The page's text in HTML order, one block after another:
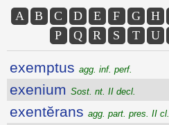
A B C D E F G H
P
Q R S T U
exemptus agg. inf. perf.
exenium Sost. nt. II decl.
exentĕrans agg. part. pres. II cl.